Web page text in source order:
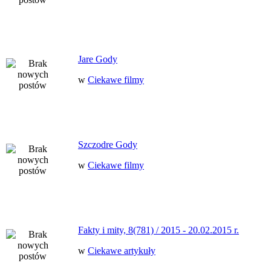
Jare Gody
w Ciekawe filmy
Szczodre Gody
w Ciekawe filmy
Fakty i mity, 8(781) / 2015 - 20.02.2015 r.
w Ciekawe artykuły